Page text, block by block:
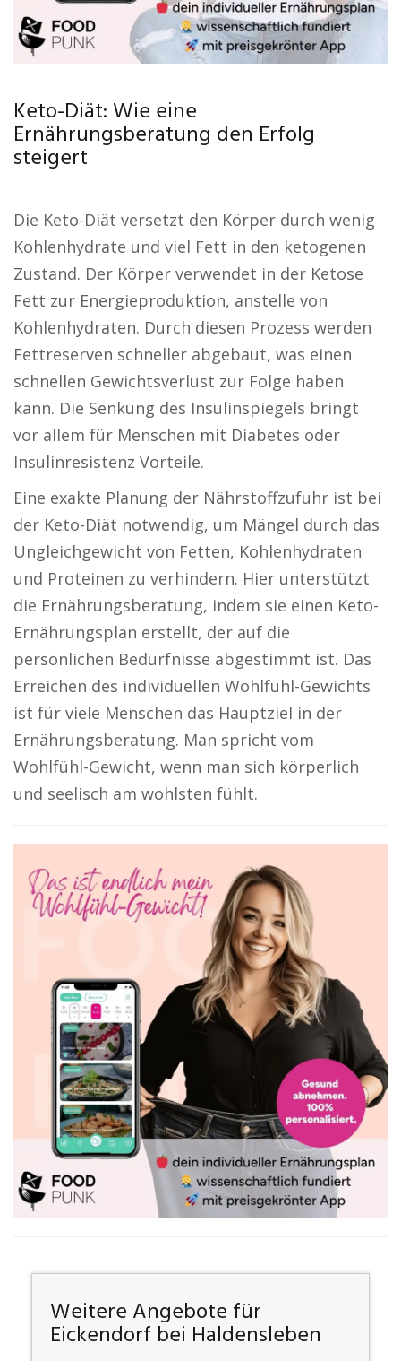
Keto-Diät: Wie eine
Ernährungsberatung den Erfolg
steigert
Die Keto-Diät versetzt den Körper durch wenig
Kohlenhydrate und viel Fett in den ketogenen
Zustand. Der Körper verwendet in der Ketose
Fett zur Energieproduktion, anstelle von
Kohlenhydraten. Durch diesen Prozess werden
Fettreserven schneller abgebaut, was einen
schnellen Gewichtsverlust zur Folge haben
kann. Die Senkung des Insulinspiegels bringt
vor allem für Menschen mit Diabetes oder
Insulinresistenz Vorteile.
Eine exakte Planung der Nährstoffzufuhr ist bei
der Keto-Diät notwendig, um Mängel durch das
Ungleichgewicht von Fetten, Kohlenhydraten
und Proteinen zu verhindern. Hier unterstützt
die Ernährungsberatung, indem sie einen Keto-
Ernährungsplan erstellt, der auf die
persönlichen Bedürfnisse abgestimmt ist. Das
Erreichen des individuellen Wohlfühl-Gewichts
ist für viele Menschen das Hauptziel in der
Ernährungsberatung. Man spricht vom
Wohlfühl-Gewicht, wenn man sich körperlich
und seelisch am wohlsten fühlt.
Weitere Angebote für
Eickendorf bei Haldensleben